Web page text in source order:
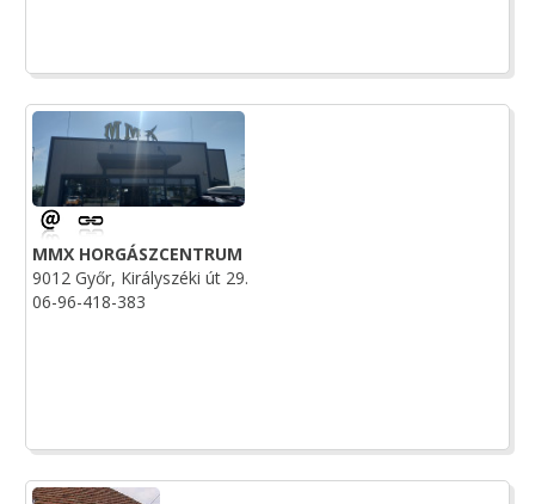
MMX HORGÁSZCENTRUM
9012 Győr, Királyszéki út 29.
06-96-418-383